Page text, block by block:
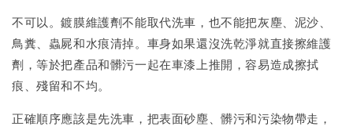
不可以。鍍膜維護劑不能取代洗車，也不能把灰塵、泥沙、
鳥糞、蟲屍和水痕清掉。車身如果還沒洗乾淨就直接擦維護
劑，等於把產品和髒污一起在車漆上推開，容易造成擦拭
痕、殘留和不均。
正確順序應該是先洗車，把表面砂塵、髒污和污染物帶走，